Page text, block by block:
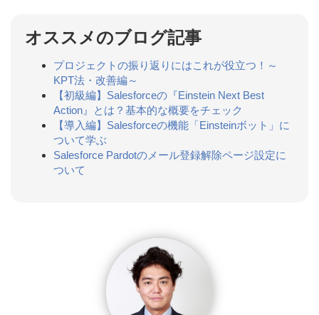
オススメのブログ記事
プロジェクトの振り返りにはこれが役立つ！～
KPT法・改善編～
【初級編】Salesforceの『Einstein Next Best
Action』とは？基本的な概要をチェック
【導入編】Salesforceの機能「Einsteinボット」に
ついて学ぶ
Salesforce Pardotのメール登録解除ページ設定に
ついて